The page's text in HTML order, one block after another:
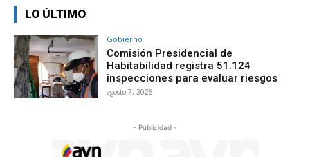
LO ÚLTIMO
Gobierno
Comisión Presidencial de
Habitabilidad registra 51.124
inspecciones para evaluar riesgos
agosto 7, 2026
- Publicidad -